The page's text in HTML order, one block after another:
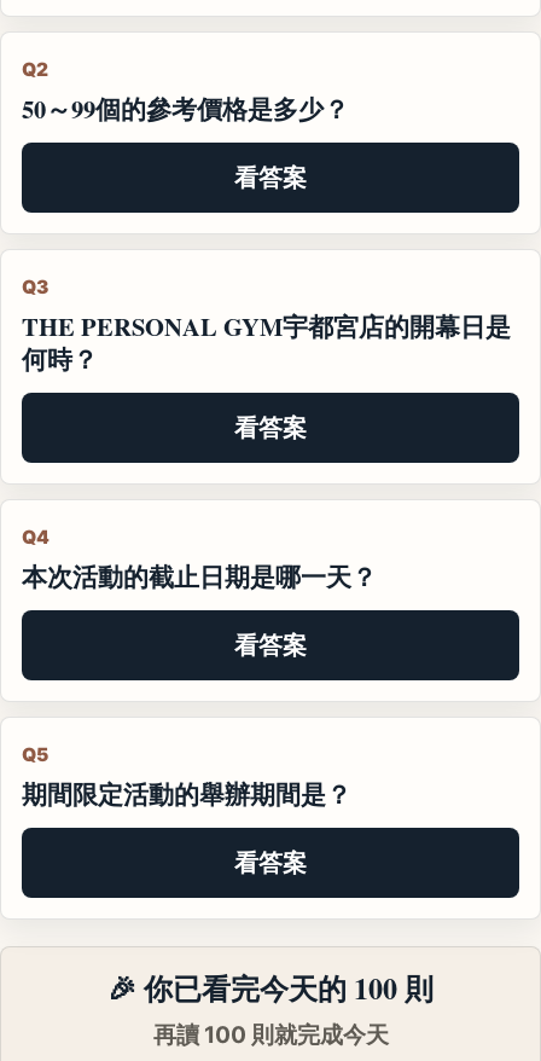
Q2
50～99個的參考價格是多少？
看答案
Q3
THE PERSONAL GYM宇都宮店的開幕日是
何時？
看答案
Q4
本次活動的截止日期是哪一天？
看答案
Q5
期間限定活動的舉辦期間是？
看答案
🎉 你已看完今天的 100 則
再讀 100 則就完成今天